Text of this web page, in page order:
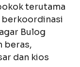
terutama
berkoordinasi
Bulog
beras,
dan kios